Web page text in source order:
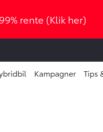
rente (Klik her)
Kampagner Tips